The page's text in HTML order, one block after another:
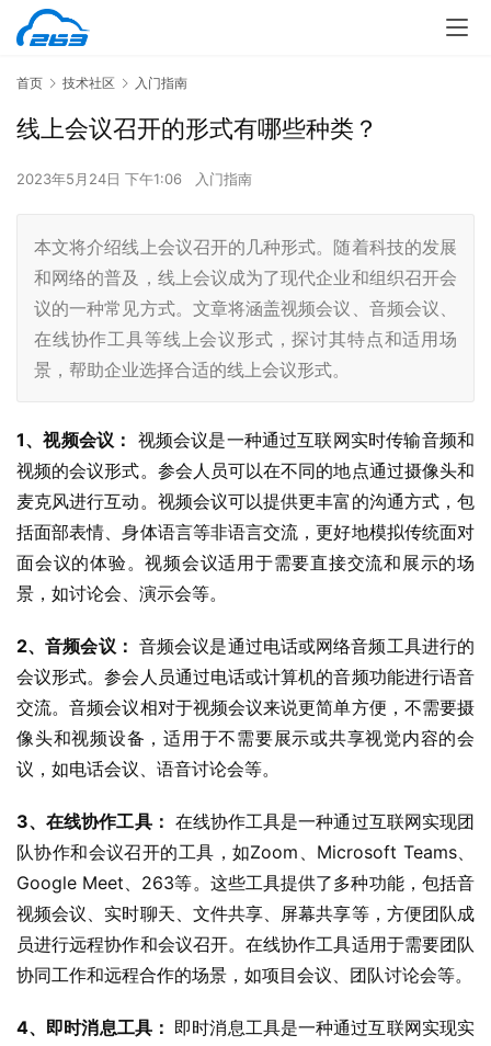
首页 技术社区 入门指南
线上会议召开的形式有哪些种类？
2023年5月24日 下午1:06 入门指南
本文将介绍线上会议召开的几种形式。随着科技的发展
和网络的普及，线上会议成为了现代企业和组织召开会
议的一种常见方式。文章将涵盖视频会议、音频会议、
在线协作工具等线上会议形式，探讨其特点和适用场
景，帮助企业选择合适的线上会议形式。
1、视频会议： 视频会议是一种通过互联网实时传输音频和
视频的会议形式。参会人员可以在不同的地点通过摄像头和
麦克风进行互动。视频会议可以提供更丰富的沟通方式，包
括面部表情、身体语言等非语言交流，更好地模拟传统面对
面会议的体验。视频会议适用于需要直接交流和展示的场
景，如讨论会、演示会等。
2、音频会议： 音频会议是通过电话或网络音频工具进行的
会议形式。参会人员通过电话或计算机的音频功能进行语音
交流。音频会议相对于视频会议来说更简单方便，不需要摄
像头和视频设备，适用于不需要展示或共享视觉内容的会
议，如电话会议、语音讨论会等。
3、在线协作工具： 在线协作工具是一种通过互联网实现团
队协作和会议召开的工具，如Zoom、Microsoft Teams、
Google Meet、263等。这些工具提供了多种功能，包括音
视频会议、实时聊天、文件共享、屏幕共享等，方便团队成
员进行远程协作和会议召开。在线协作工具适用于需要团队
协同工作和远程合作的场景，如项目会议、团队讨论会等。
4、即时消息工具： 即时消息工具是一种通过互联网实现实